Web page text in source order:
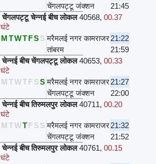
चेंगलपट्टू जंक्शन
21:45
चेंगलपट्टू चेन्नई बीच लोकल 40568,00.37
घंटे
MTWTFSS मरैमलई नगर कामराजर21:22
तांबरम
21:59
चेन्नई बीच चेंगलपट्टू लोकल 40653,00.33
घंटे
M TWTFSS मरैमलई नगर कामराजर21:27
चेंगलपट्टू जंक्शन
22:00
चेन्नई बीच तिरुमलपुर लोकल 40711,00.20
घंटे
M TWTFS S मरैमलई नगर कामराजर21:32
चेंगलपट्टू जंक्शन
21:52
चेन्नई बीच तिरुमलपुर लोकल 40761,00.15
घंटे